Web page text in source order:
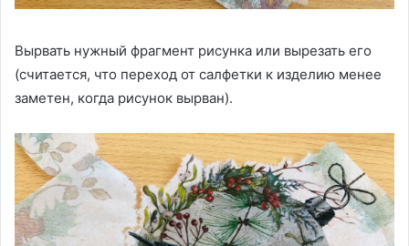
Вырвать нужный фрагмент рисунка или вырезать его
(считается, что переход от салфетки к изделию менее
заметен, когда рисунок вырван).